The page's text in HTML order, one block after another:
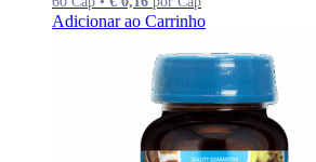
Adicionar ao Carrinho